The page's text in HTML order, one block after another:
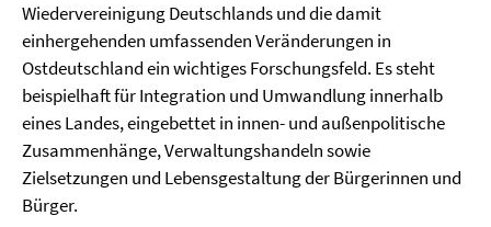
Wiedervereinigung Deutschlands und die damit
einhergehenden umfassenden Veränderungen in
Ostdeutschland ein wichtiges Forschungsfeld. Es steht
beispielhaft für Integration und Umwandlung innerhalb
eines Landes, eingebettet in innen- und außenpolitische
Zusammenhänge, Verwaltungshandeln sowie
Zielsetzungen und Lebensgestaltung der Bürgerinnen und
Bürger.